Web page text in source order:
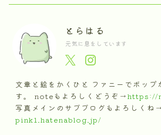
とらはる
元気に息をしています
文章と絵をかくひと ファニーでポッ
す。 noteもよろしくどうぞ→https://
写真メインのサブブログもよろしくね→
pink1.hatenablog.jp/